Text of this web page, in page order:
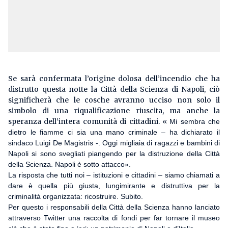
Se sarà confermata l’origine dolosa dell’incendio che ha
distrutto questa notte la Città della Scienza di Napoli, ciò
significherà che le cosche avranno ucciso non solo il
simbolo di una riqualificazione riuscita, ma anche la
speranza dell’intera comunità di cittadini. « Mi sembra che
dietro le fiamme ci sia una mano criminale – ha dichiarato il
sindaco Luigi De Magistris -. Oggi migliaia di ragazzi e bambini di
Napoli si sono svegliati piangendo per la distruzione della Città
della Scienza. Napoli è sotto attacco».
La risposta che tutti noi – istituzioni e cittadini – siamo chiamati a
dare è quella più giusta, lungimirante e distruttiva per la
criminalità organizzata: ricostruire. Subito.
Per questo i responsabili della Città della Scienza hanno lanciato
attraverso Twitter una raccolta di fondi per far tornare il museo